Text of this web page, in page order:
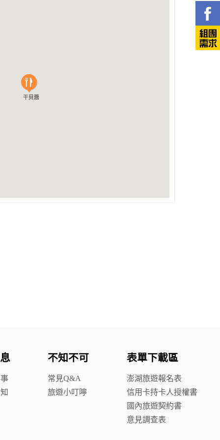
干貝醬
干貝醬
不知不可
常見Q&A
旅遊小叮嚀
表單下載區
澎湖旅遊報名表
信用卡持卡人授權書
國內旅遊契約書
意見調查表